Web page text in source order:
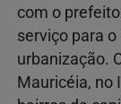
com o
serviço para
urbanização.
Mauricéia, no